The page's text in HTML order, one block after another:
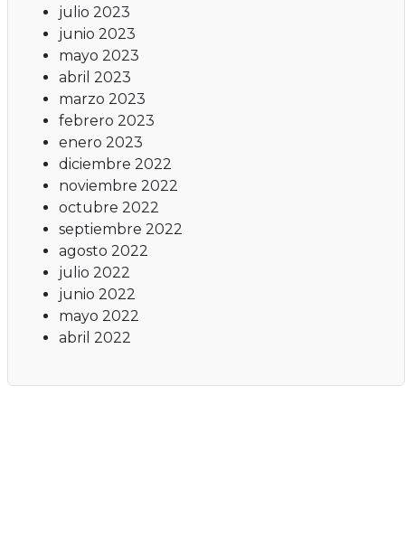
julio 2023
junio 2023
mayo 2023
abril 2023
marzo 2023
febrero 2023
enero 2023
diciembre 2022
noviembre 2022
octubre 2022
septiembre 2022
agosto 2022
julio 2022
junio 2022
mayo 2022
abril 2022